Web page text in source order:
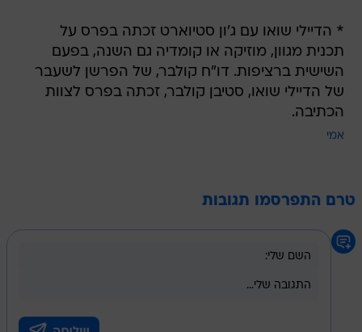
* הדיילי שואו עם ג'ון סטיוארט זכתה בפרס על
תכנית מגוון, מוזיקה או קומדיה גם השנה, בפעם
השישית ברציפות. דו"ח קולבר, של הפרשן לשעבר
של הדיילי שואו, סטיבן קולבר, זכתה בפרס לצוות
הכתיבה.
אמי
טרם התפרסמו תגובות